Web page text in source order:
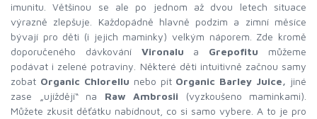
imunitu. Většinou se ale po jednom až dvou letech situace
výrazně zlepšuje. Každopádně hlavně podzim a zimní měsíce
bývají pro děti (i jejich maminky) velkým náporem. Zde kromě
doporučeného dávkování Vironalu a Grepofitu můžeme
podávat i zelené potraviny. Některé děti intuitivně začnou samy
zobat Organic Chlorellu nebo pít Organic Barley Juice, jiné
zase „ujíždějí“ na Raw Ambrosii (vyzkoušeno maminkami).
Můžete zkusit děťátku nabídnout, co si samo vybere. A to je pro